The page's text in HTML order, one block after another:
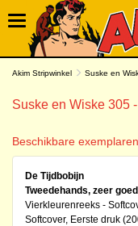
Akim Stripwinkel Suske en
Suske en Wiske 305
Beschikbare
De Tijdbobijn
Tweedehands, zeer goed
Vierkleurenreeks -
Softcover, Eerste druk